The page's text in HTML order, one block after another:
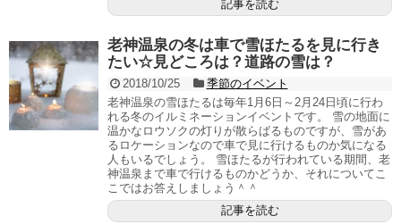
記事を読む
老神温泉の冬は車で雪ほたるを見に行き
たい☆見どころは？道路の雪は？
2018/10/25
季節のイベント
老神温泉の雪ほたるは毎年1月6日～2月24日頃に行わ
れる冬のイルミネーションイベントです。 雪の地面に
温かなロウソクの灯りが散らばるものですが、雪があ
るロケーションなので車で見に行けるものか気になる
人もいるでしょう。 雪ほたるが行われている期間、老
神温泉まで車で行けるものかどうか、それについてこ
こではお答えしましょう＾＾
記事を読む